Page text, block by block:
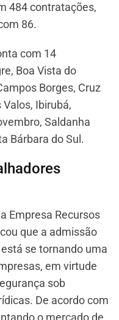
484 contratações,
86.
com 14
Boa Vista do
Borges, Cruz
Ibirubá,
Saldanha
Bárbara do Sul.
Empresa Recursos
que a admissão
se tornando uma
em virtude
sob
De acordo com